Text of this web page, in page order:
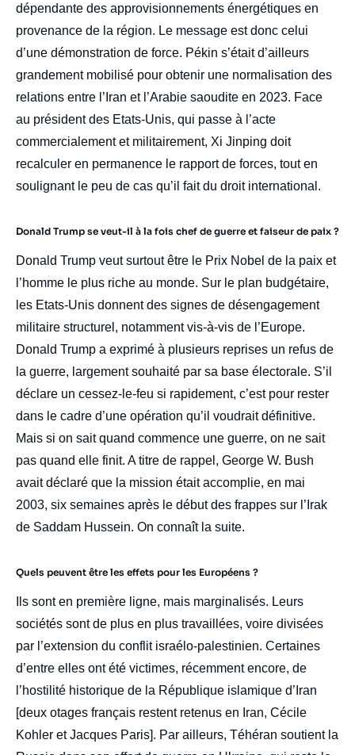
dépendante des approvisionnements énergétiques en
provenance de la région. Le message est donc celui
d’une démonstration de force. Pékin s’était d’ailleurs
grandement mobilisé pour obtenir une normalisation des
relations entre l’Iran et l’Arabie saoudite en 2023. Face
au président des Etats-Unis, qui passe à l’acte
commercialement et militairement, Xi Jinping doit
recalculer en permanence le rapport de forces, tout en
soulignant le peu de cas qu’il fait du droit international.
Donald Trump se veut-il à la fois chef de guerre et faiseur de paix ?
Donald Trump veut surtout être le Prix Nobel de la paix et
l’homme le plus riche au monde. Sur le plan budgétaire,
les Etats-Unis donnent des signes de désengagement
militaire structurel, notamment vis-à-vis de l’Europe.
Donald Trump a exprimé à plusieurs reprises un refus de
la guerre, largement souhaité par sa base électorale. S’il
déclare un cessez-le-feu si rapidement, c’est pour rester
dans le cadre d’une opération qu’il voudrait définitive.
Mais si on sait quand commence une guerre, on ne sait
pas quand elle finit. A titre de rappel, George W. Bush
avait déclaré que la mission était accomplie, en mai
2003, six semaines après le début des frappes sur l’Irak
de Saddam Hussein. On connaît la suite.
Quels peuvent être les effets pour les Européens ?
Ils sont en première ligne, mais marginalisés. Leurs
sociétés sont de plus en plus travaillées, voire divisées
par l’extension du conflit israélo-palestinien. Certaines
d’entre elles ont été victimes, récemment encore, de
l’hostilité historique de la République islamique d’Iran
[deux otages français restent retenus en Iran, Cécile
Kohler et Jacques Paris]. Par ailleurs, Téhéran soutient la